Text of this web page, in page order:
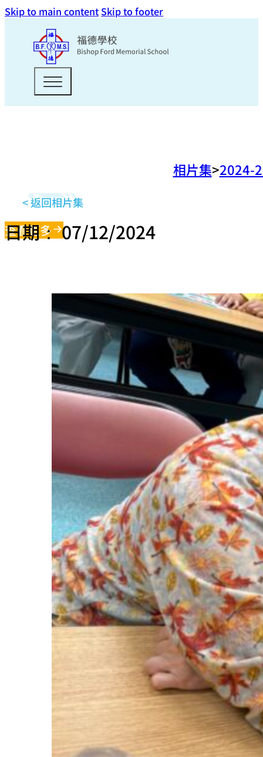
Skip to main content Skip to footer
相片集 2024-
< 返回相片集
查看更多
日期： 07/12/2024